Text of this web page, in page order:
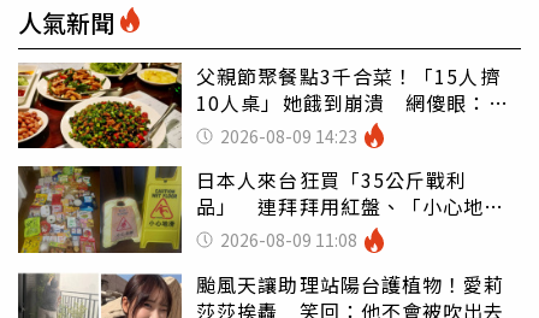
人氣新聞
父親節聚餐點3千合菜！「15人擠
10人桌」她餓到崩潰 網傻眼：讓
店家看笑話
2026-08-09 14:23
日本人來台狂買「35公斤戰利
品」 連拜拜用紅盤、「小心地
滑」告示牌也帶回家
2026-08-09 11:08
颱風天讓助理站陽台護植物！愛莉
莎莎挨轟 笑回：他不會被吹出去